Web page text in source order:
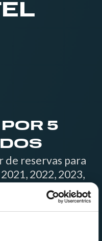
5
de reservas para
2022, 2023,